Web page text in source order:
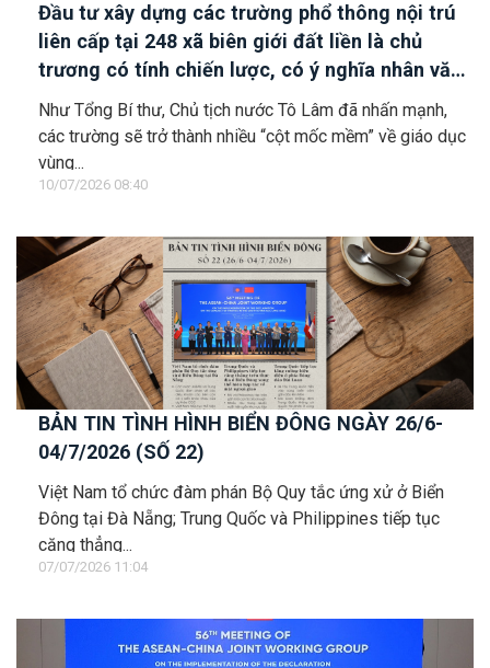
Đầu tư xây dựng các trường phổ thông nội trú
liên cấp tại 248 xã biên giới đất liền là chủ
trương có tính chiến lược, có ý nghĩa nhân văn
sâu sắc
Như Tổng Bí thư, Chủ tịch nước Tô Lâm đã nhấn mạnh,
các trường sẽ trở thành nhiều “cột mốc mềm” về giáo dục
vùng...
10/07/2026 08:40
BẢN TIN TÌNH HÌNH BIỂN ĐÔNG NGÀY 26/6-
04/7/2026 (SỐ 22)
Việt Nam tổ chức đàm phán Bộ Quy tắc ứng xử ở Biển
Đông tại Đà Nẵng; Trung Quốc và Philippines tiếp tục
căng thẳng...
07/07/2026 11:04